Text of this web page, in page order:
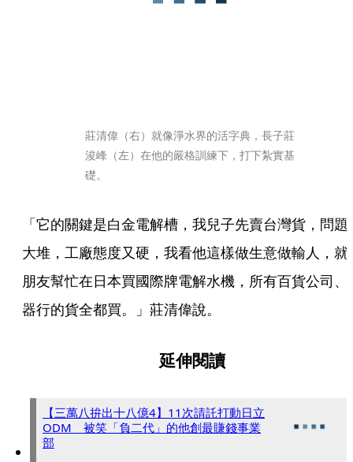
莊清偉（右）就像淨水界的活字典，長子莊
浚峰（左）在他的嚴格訓練下，打下紮實基
礎。
「它的關鍵是白金電解槽，我兒子先賣台灣貨，問題
大堆，工廠態度又硬，我看他這樣做生意做輸人，就
朋友幫忙在日本買國際牌電解水機，所有百貨公司、
器行的貨全都買。」莊清偉說。
延伸閱讀
【三萬八拚出十八億4】11次請託打動日立
ODM 被笑「負二代」的他創最賺錢事業
部